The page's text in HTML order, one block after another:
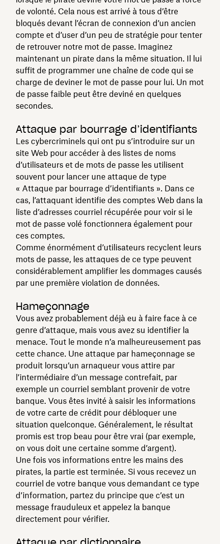
de volonté. Cela nous est arrivé à tous d’être
bloqués devant l’écran de connexion d’un ancien
compte et d’user d’un peu de stratégie pour tenter
de retrouver notre mot de passe. Imaginez
maintenant un pirate dans la même situation. Il lui
suffit de programmer une chaîne de code qui se
charge de deviner le mot de passe pour lui. Un mot
de passe faible peut être deviné en quelques
secondes.
Attaque par bourrage d’identifiants
Les cybercriminels qui ont pu s’introduire sur un
site Web pour accéder à des listes de noms
d’utilisateurs et de mots de passe les utilisent
souvent pour lancer une attaque de type
« Attaque par bourrage d’identifiants ». Dans ce
cas, l’attaquant identifie des comptes Web dans la
liste d’adresses courriel récupérée pour voir si le
mot de passe volé fonctionnera également pour
ces comptes.
Comme énormément d’utilisateurs recyclent leurs
mots de passe, les attaques de ce type peuvent
considérablement amplifier les dommages causés
par une première violation de données.
Hameçonnage
Vous avez probablement déjà eu à faire face à ce
genre d’attaque, mais vous avez su identifier la
menace. Tout le monde n’a malheureusement pas
cette chance. Une attaque par hameçonnage se
produit lorsqu’un arnaqueur vous attire par
l’intermédiaire d’un message contrefait, par
exemple un courriel semblant provenir de votre
banque. Vous êtes invité à saisir les informations
de votre carte de crédit pour débloquer une
situation quelconque. Généralement, le résultat
promis est trop beau pour être vrai (par exemple,
on vous doit une certaine somme d’argent).
Une fois vos informations entre les mains des
pirates, la partie est terminée. Si vous recevez un
courriel de votre banque vous demandant ce type
d’information, partez du principe que c’est un
message frauduleux et appelez la banque
directement pour vérifier.